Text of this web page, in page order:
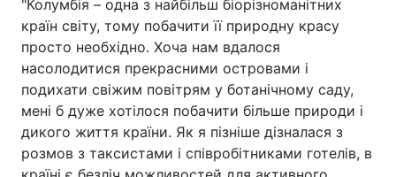
"Колумбія – одна з найбільш біорізноманітних
країн світу, тому побачити її природну красу
просто необхідно. Хоча нам вдалося
насолодитися прекрасними островами і
подихати свіжим повітрям у ботанічному саду,
мені б дуже хотілося побачити більше природи і
дикого життя країни. Як я пізніше дізналася з
розмов з таксистами і співробітниками готелів, в